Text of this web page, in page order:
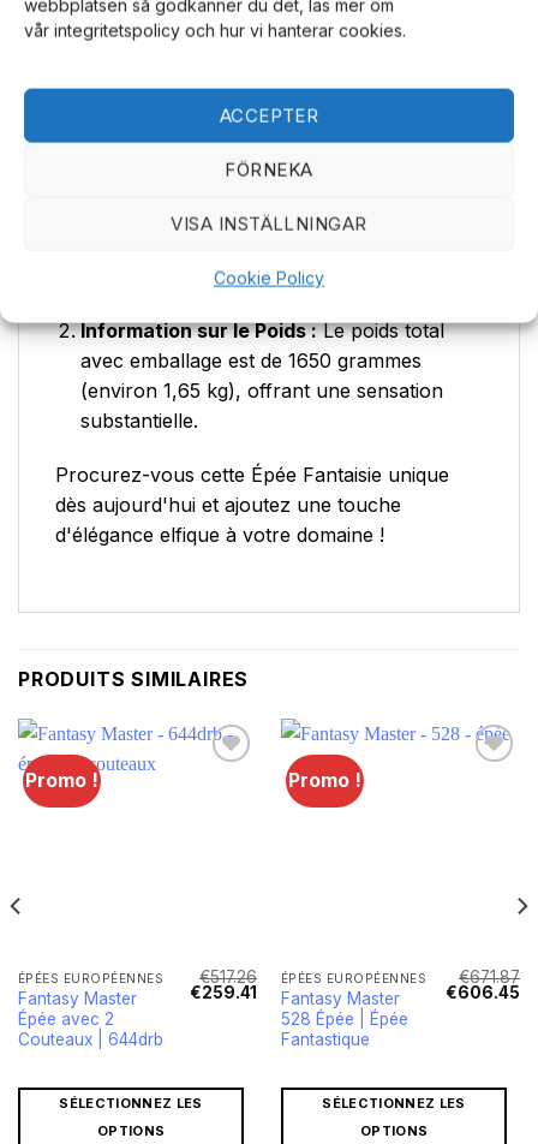
webbplatsen så godkänner du det, läs mer om
vår integritetspolicy och hur vi hanterar cookies.
ACCEPTER
FÖRNEKA
VISA INSTÄLLNINGAR
Cookie Policy
une manipulation optimaux. Garder vos
le bon équipement d'affichage. Pour voir notre
gamme complète, y compris les produits de
base, visitez notre page d'accueil,
https://jjcustomworks.se/.
Longueur totale :L'épée mesure environ
arme décorative.
Information sur le Poids :Le poids total
avec emballage est de 1650 grammes
(environ 1,65 kg), offrant une sensation
substantielle.
Procurez-vous cette Épée Fantaisie unique
dès aujourd'hui et ajoutez une touche
d'élégance elfique à votre domaine !
PRODUITS SIMILAIRES
Promo !
ÉPÉES EUROPÉENNES
Fantasy Master
Épée avec 2
Couteaux | 644drb
€517.26
Le
€259.41
prix
actuel
est :
SÉLECTIONNEZ LES
OPTIONS
Promo !
ÉPÉES EUROPÉENNES
Fantasy Master
528 Épée | Épée
Fantastique
€671.87
Le
€606.45
SÉLECTIONNEZ LES
OPTIONS
: